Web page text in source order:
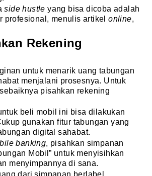
side hustle yang bisa dicoba adalah
profesional, menulis artikelonline,
Rekening
untuk menarik uang tabungan
menjalani prosesnya. Untuk
pisahkan rekening
beli mobil ini bisa dilakukan
gunakan fitur tabungan yang
digital sahabat.
banking, pisahkan simpanan
Mobil” untuk menyisihkan
menyimpannya di sana.